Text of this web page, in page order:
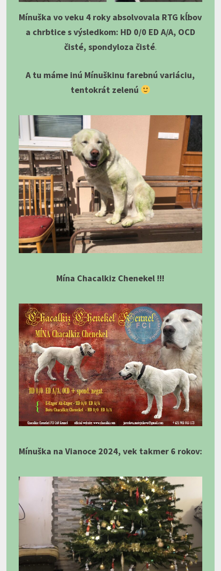
Mínuška vo veku 4 roky absolvovala RTG kĺbov
a chrbtice s výsledkom: HD 0/0 ED A/A, OCD
čisté, spondyloza čisté.
A tu máme inú Mínuškinu farebnú variáciu,
tentokrát zelenú
Mína Chacalkiz Chenekel !!!
Mínuška na Vianoce 2024, vek takmer 6 rokov: